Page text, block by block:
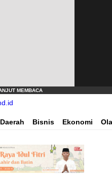
Daerah Bisnis Ekonomi